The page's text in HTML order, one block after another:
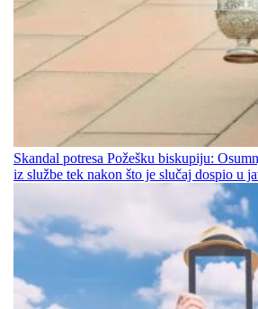
Skandal potresa Požešku biskupiju:
iz službe tek nakon što je slučaj dospio u